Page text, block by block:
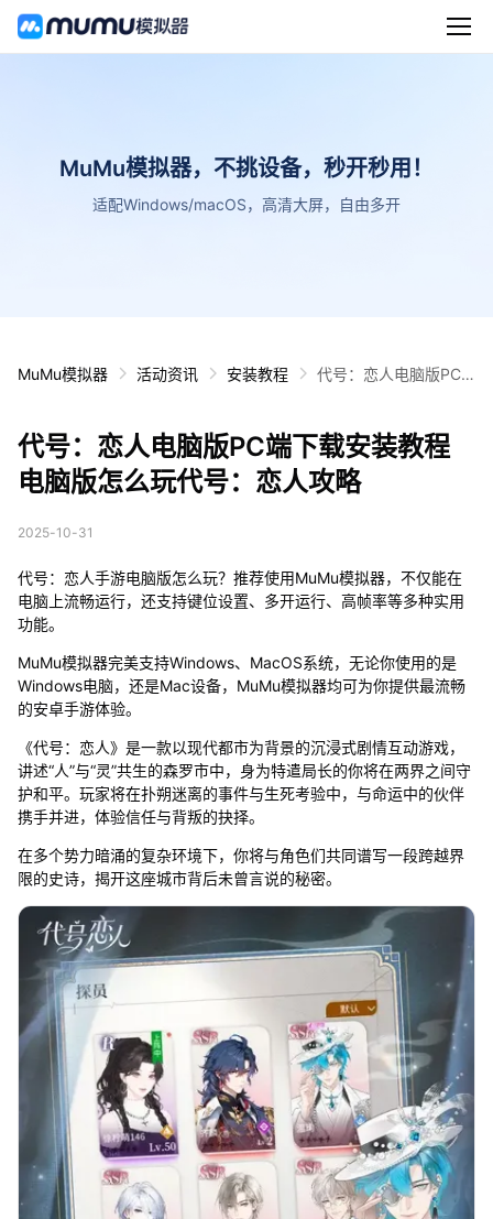
MuMu模拟器，不挑设备，秒开秒用！
适配Windows/macOS，高清大屏，自由多开
MuMu模拟器 活动资讯 安装教程
代号：恋人电脑版PC
代号：恋人电脑版PC端下载安装教程
电脑版怎么玩代号：恋人攻略
2025-10-31
代号：恋人手游电脑版怎么玩？推荐使用MuMu模拟器，不仅能在
电脑上流畅运行，还支持键位设置、多开运行、高帧率等多种实用
功能。
MuMu模拟器完美支持Windows、MacOS系统，无论你使用的是
Windows电脑，还是Mac设备，MuMu模拟器均可为你提供最流畅
的安卓手游体验。
《代号：恋人》是一款以现代都市为背景的沉浸式剧情互动游戏，
讲述“人”与“灵”共生的森罗市中，身为特遣局长的你将在两界之间守
护和平。玩家将在扑朔迷离的事件与生死考验中，与命运中的伙伴
携手并进，体验信任与背叛的抉择。
在多个势力暗涌的复杂环境下，你将与角色们共同谱写一段跨越界
限的史诗，揭开这座城市背后未曾言说的秘密。